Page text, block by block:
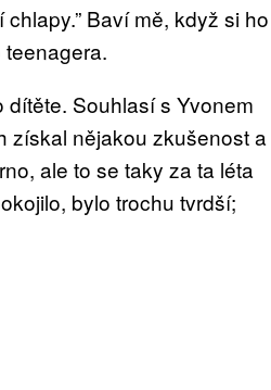
Baví mě, když si ho
Souhlasí s Yvonem
získal nějakou zkušenost a
ale to se taky za ta léta
bylo trochu tvrdší;